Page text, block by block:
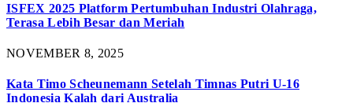
ISFEX 2025 Platform Pertumbuhan Industri Olahraga,
Terasa Lebih Besar dan Meriah
NOVEMBER 8, 2025
Kata Timo Scheunemann Setelah Timnas Putri U-16
Indonesia Kalah dari Australia